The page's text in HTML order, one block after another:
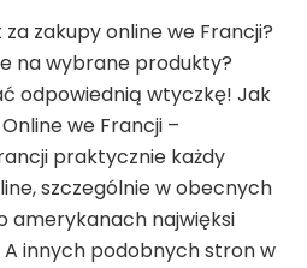
zakupy online we Francji?
na wybrane produkty?
odpowiednią wtyczkę! Jak
we Francji –
praktycznie każdy
szczególnie w obecnych
amerykanach najwięksi
innych podobnych stron w